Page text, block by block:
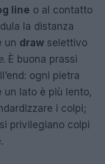
line o al contatto
la distanza
un draw selettivo
. È buona prassi
ogni pietra
un lato è più lento,
i colpi;
privilegiano colpi